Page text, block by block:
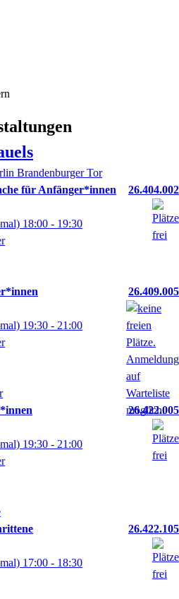
für Anfänger*innen
26.404.002
18:00 - 19:30
26.409.005
19:30 - 21:00
26.422.005
19:30 - 21:00
26.422.105
17:00 - 18:30